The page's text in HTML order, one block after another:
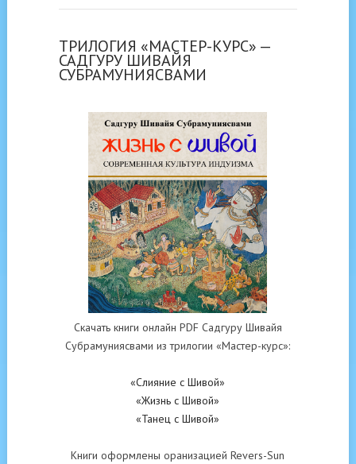
ТРИЛОГИЯ «МАСТЕР-КУРС» —
САДГУРУ ШИВАЙЯ
СУБРАМУНИЯСВАМИ
Скачать книги онлайн PDF Садгуру Шивайя
Субрамуниясвами из трилогии «Мастер-курс»:
«Слияние с Шивой»
«Жизнь с Шивой»
«Танец с Шивой»
Книги оформлены оранизацией Revers-Sun